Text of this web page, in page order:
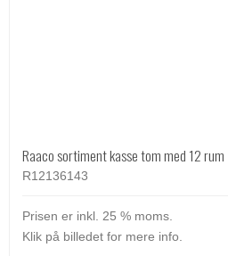
Raaco sortiment kasse tom med 12 rum
R12136143
Prisen er inkl. 25 % moms.
Klik på billedet for mere info.